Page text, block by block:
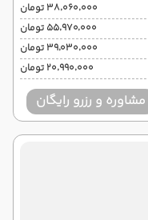
۳۸٬۰۶۰٬۰۰۰ تومان
۵۵٬۹۷۰٬۰۰۰ تومان
۳۹٬۰۳۰٬۰۰۰ تومان
۲۰٬۹۹۰٬۰۰۰ تومان
مشاوره و رزرو رایگان